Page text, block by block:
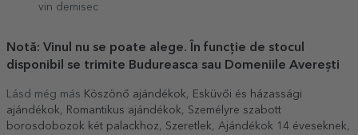
vin demisec
Notă: Vinul nu se poate alege. În funcție de stocul
disponibil se trimite Budureasca sau Domeniile Averești
Lásd még más Köszönő ajándékok
Esküvői és házassági
ajándékok
Romantikus ajándékok
Személyre szabott
borosdobozok két palackhoz
Szeretlek Ajándékok 14 éveseknek